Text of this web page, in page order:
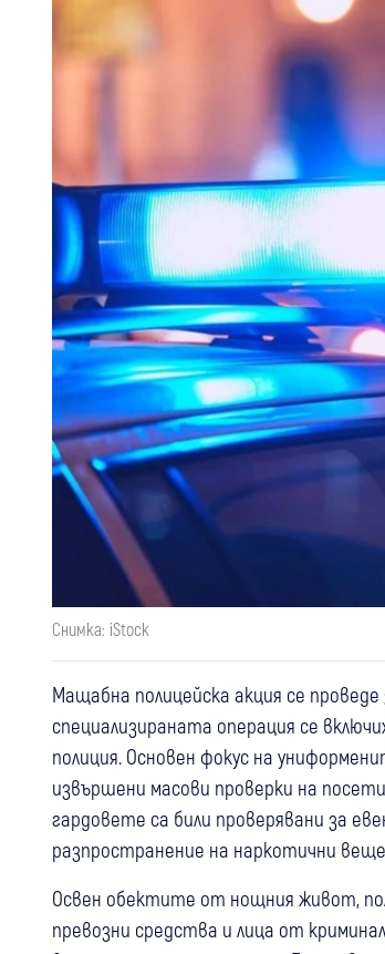
Снимка: iStock
Мащабна полицейска акция се
специализираната операция се
полиция. Основен фокус на
извършени масови проверки на
гардовете са били проверявани за
разпространение на наркотични
Освен обектите от нощния живот,
превозни средства и лица от